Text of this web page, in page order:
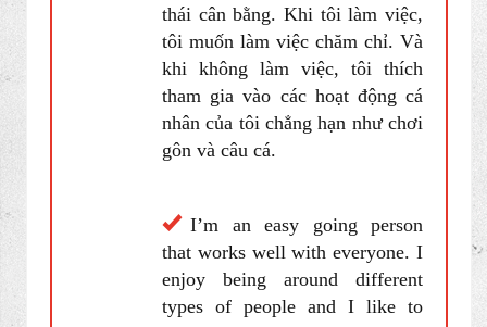
chăm chỉ và tôi muốn đón nhận
nhiều thử thách khác nhau. Tôi
thích thú cưng, và lúc rảnh rỗi,
tôi thích thư giãn và đọc sách.
to work hard. And outside of
work, I like to engage in my
personal activities such as
golfing and fishing.